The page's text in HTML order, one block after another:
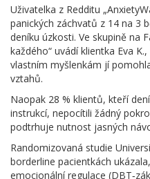
Uživatelka z Redditu
panických záchvatů z 14 na 3
deníku úzkosti. Ve skupině na
každého“ uvádí klientka Eva
vlastním myšlenkám jí
vztahů.
Naopak 28 % klientů, kteří
instrukcí, nepocítili žádný
podtrhuje nutnost jasných
Randomizovaná studie
borderline pacientkách
emocionální regulace